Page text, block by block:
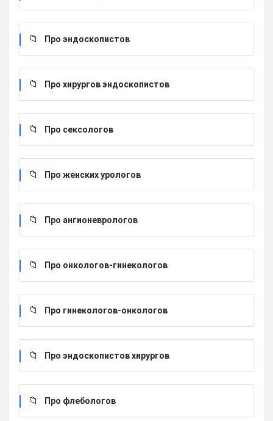
Про эндоскопистов
Про хирургов эндоскопистов
Про сексологов
Про женских урологов
Про ангионеврологов
Про онкологов-гинекологов
Про гинекологов-онкологов
Про эндоскопистов хирургов
Про флебологов